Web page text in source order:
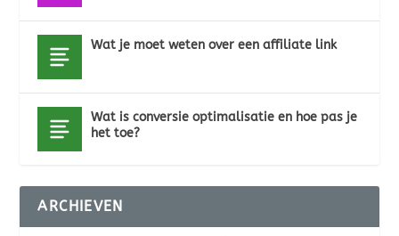
Wat je moet weten over een affiliate link
Wat is conversie optimalisatie en hoe pas je
het toe?
ARCHIEVEN